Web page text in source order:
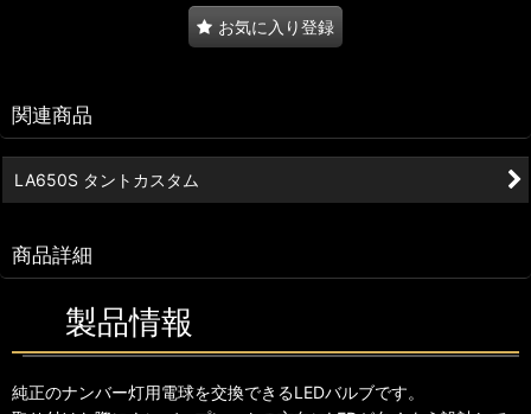
お気に入り登録
関連商品
LA650S タントカスタム
商品詳細
製品情報
純正のナンバー灯用電球を交換できるLEDバルブです。